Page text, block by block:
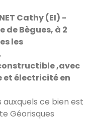
Cathy (EI) -
de Bègues, à 2
les
,avec
et électricité en
auxquels ce bien est
Géorisques